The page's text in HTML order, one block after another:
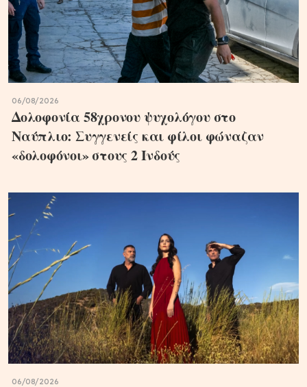
06/08/2026
Δολοφονία 58χρονου ψυχολόγου στο
Ναύπλιο: Συγγενείς και φίλοι φώναζαν
«δολοφόνοι» στους 2 Ινδούς
06/08/2026